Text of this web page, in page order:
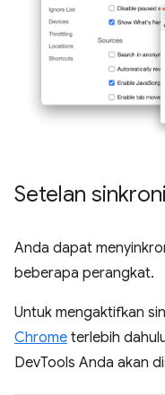
Setelan
Anda dapat
beberapa perangkat.
Untuk mengaktifkan
Chrome terlebih
DevTools Anda akan